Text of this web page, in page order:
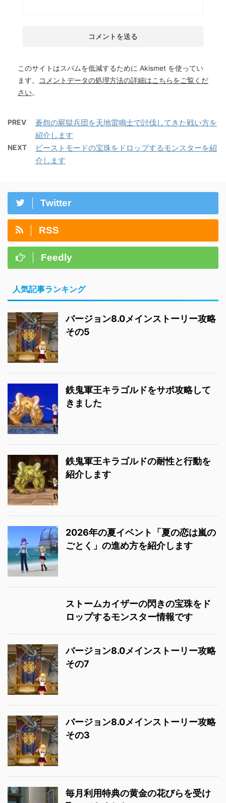
このサイトはスパムを低減するために Akismet を使ってい
ます。
コメントデータの処理方法の詳細はこちらをご覧くだ
さい。
PREV
蒼怨の屍獄兵団を天地雷鳴士で討伐してきた戦い方を
紹介します
NEXT
ビーストモードの宝珠をドロップするモンスターを紹
介します
Twitter
RSS
Feedly
人気記事ランキング
バージョン8.0メインストーリー攻略
その5
鉄鬼軍王キラゴルドをサポ攻略して
きました
鉄鬼軍王キラゴルドの耐性と行動を
紹介します
2026年の夏イベント「夏の恋は嵐の
ごとく」の進め方を紹介します
ストームカイザーの閃きの宝珠をド
ロップするモンスター情報です
バージョン8.0メインストーリー攻略
その7
バージョン8.0メインストーリー攻略
その3
毎月利用特典の黄金の花びらを受け